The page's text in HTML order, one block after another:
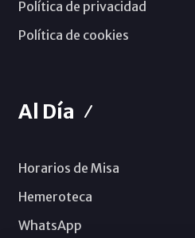
Política de privacidad
Política de cookies
Al Día
Horarios de Misa
Hemeroteca
WhatsApp